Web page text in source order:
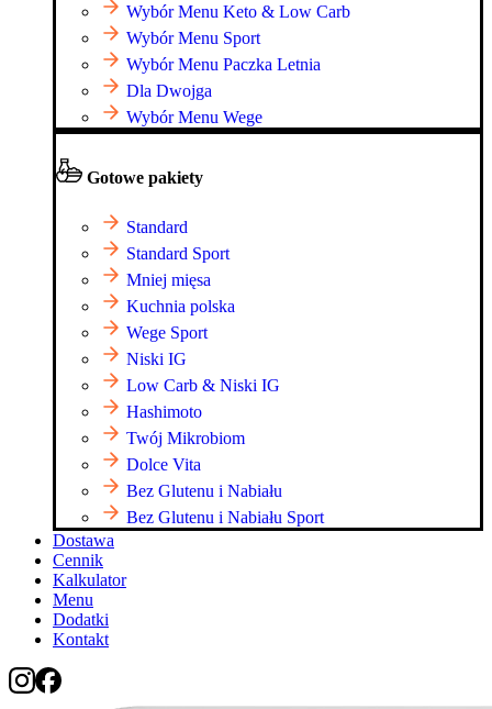
Wybór Menu Keto & Low Carb
Wybór Menu Sport
Wybór Menu Paczka Letnia
Dla Dwojga
Wybór Menu Wege
Gotowe pakiety
Standard
Standard Sport
Mniej mięsa
Kuchnia polska
Wege Sport
Niski IG
Low Carb & Niski IG
Hashimoto
Twój Mikrobiom
Dolce Vita
Bez Glutenu i Nabiału
Bez Glutenu i Nabiału Sport
Dostawa
Cennik
Kalkulator
Menu
Dodatki
Kontakt